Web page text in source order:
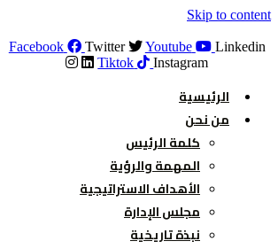
Skip to content
Facebook Twitter Youtube
Linkedin
Tiktok
Instagram
الرئيسية
من نحن
كلمة الرئيس
المهمة والرؤية
الأهداف الاستراتيجية
مجلس الإدارة
نبذة تاريخية